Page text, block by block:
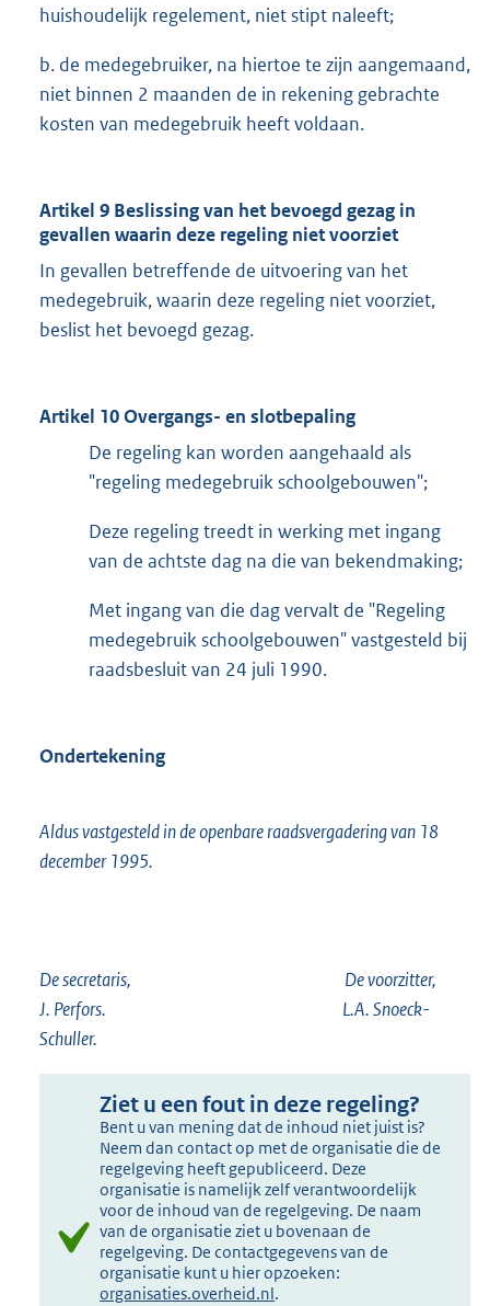
huishoudelijk regelement, niet stipt naleeft;
b. de medegebruiker, na hiertoe te zijn aangemaand,
niet binnen 2 maanden de in rekening gebrachte
kosten van medegebruik heeft voldaan.
Artikel 9 Beslissing van het bevoegd gezag in
gevallen waarin deze regeling niet voorziet
In gevallen betreffende de uitvoering van het
medegebruik, waarin deze regeling niet voorziet,
beslist het bevoegd gezag.
Artikel 10 Overgangs- en slotbepaling
De regeling kan worden aangehaald als
"regeling medegebruik schoolgebouwen";
Deze regeling treedt in werking met ingang
van de achtste dag na die van bekendmaking;
Met ingang van die dag vervalt de "Regeling
medegebruik schoolgebouwen" vastgesteld bij
raadsbesluit van 24 juli 1990.
Ondertekening
Aldus vastgesteld in de openbare raadsvergadering van 18
december 1995.
De secretaris, De voorzitter,
J. Perfors. L.A. Snoeck-
Schuller.
Ziet u een fout in deze regeling?
Bent u van mening dat de inhoud niet juist is?
Neem dan contact op met de organisatie die de
regelgeving heeft gepubliceerd. Deze
organisatie is namelijk zelf verantwoordelijk
voor de inhoud van de regelgeving. De naam
van de organisatie ziet u bovenaan de
regelgeving. De contactgegevens van de
organisatie kunt u hier opzoeken:
organisaties.overheid.nl.